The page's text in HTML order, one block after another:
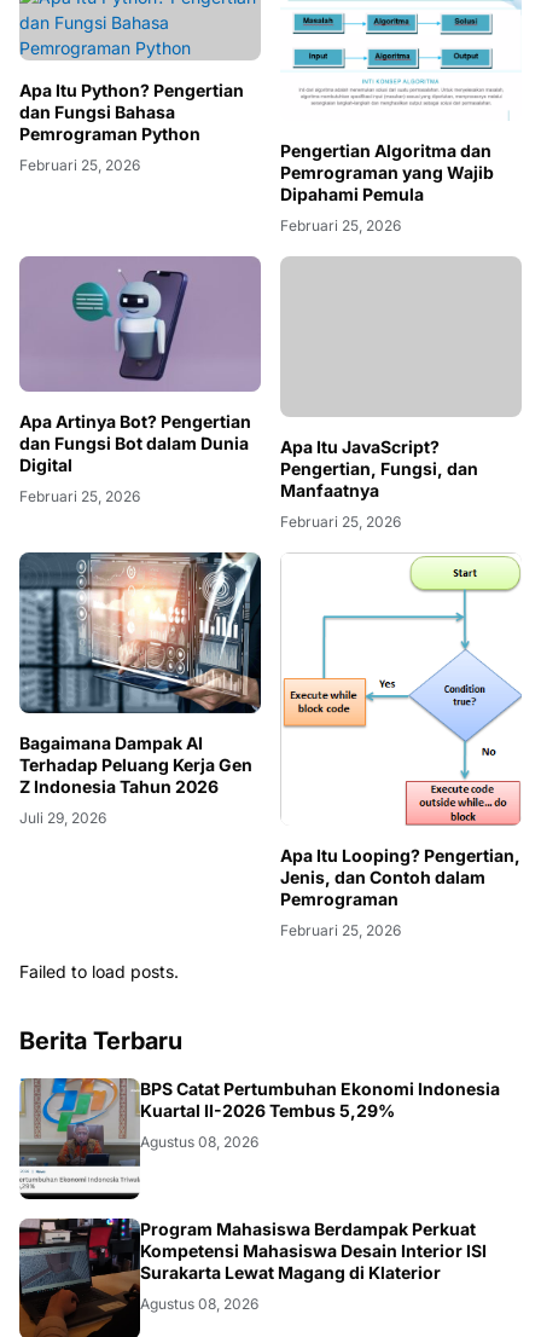
Apa Itu Python? Pengertian
dan Fungsi Bahasa
Pemrograman Python
Februari 25, 2026
Pengertian Algoritma dan
Pemrograman yang Wajib
Dipahami Pemula
Februari 25, 2026
Apa Artinya Bot? Pengertian
dan Fungsi Bot dalam Dunia
Digital
Februari 25, 2026
Apa Itu JavaScript?
Pengertian, Fungsi, dan
Manfaatnya
Februari 25, 2026
Bagaimana Dampak AI
Terhadap Peluang Kerja Gen
Z Indonesia Tahun 2026
Juli 29, 2026
Apa Itu Looping? Pengertian,
Jenis, dan Contoh dalam
Pemrograman
Februari 25, 2026
Failed to load posts.
Berita Terbaru
EKONOMI
BPS Catat Pertumbuhan Ekonomi Indonesia
Kuartal II-2026 Tembus 5,29%
Agustus 08, 2026
NASIONAL
Program Mahasiswa Berdampak Perkuat
Kompetensi Mahasiswa Desain Interior ISI
Surakarta Lewat Magang di Klaterior
Agustus 08, 2026